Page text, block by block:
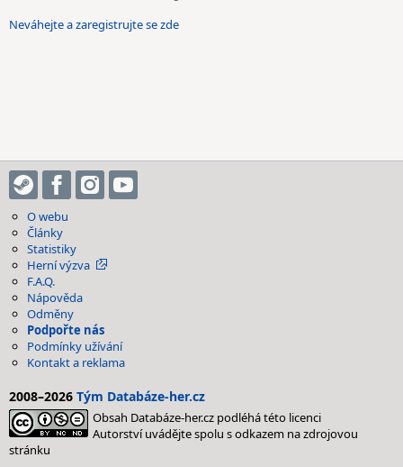
Neváhejte a zaregistrujte se zde
O webu
Články
Statistiky
Herní výzva
F.A.Q.
Nápověda
Odměny
Podpořte nás
Podmínky užívání
Kontakt a reklama
2008–2026 Tým Databáze-her.cz
Obsah Databáze-her.cz podléhá této licenci
Autorství uvádějte spolu s odkazem na zdrojovou
stránku